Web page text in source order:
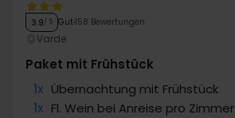
3.9/ 5 Gut 158 Bewertungen
Varde
Paket mit Frühstück
1x Übernachtung mit Frühstück
1x Fl. Wein bei Anreise pro Zimmer